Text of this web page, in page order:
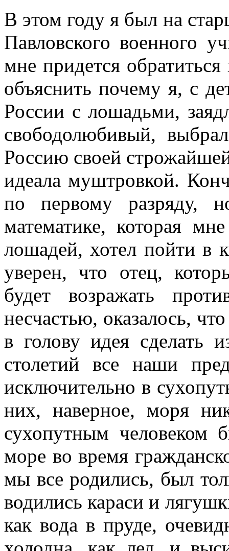
В этом году я был на
Павловского военного
мне придется
объяснить почему я, с
России с лошадьми,
свободолюбивый,
Россию своей
идеала муштровкой.
по первому разряду,
математике, которая
лошадей, хотел пойти в
уверен, что отец,
будет возражать
несчастью, оказалось,
в голову идея сделать
столетий все наши
исключительно в
них, наверное, моря
сухопутным
море во время
мы все родились, был
водились караси и
как вода в пруде,